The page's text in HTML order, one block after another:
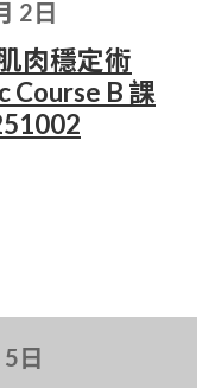
2日
肉穩定術
Course B 課
日